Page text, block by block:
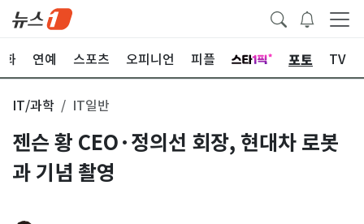
화 연예 스포츠 오피니언 피플 포토 TV
IT/과학 IT일반
젠슨 황 CEO·정의선 회장, 현대차 로봇
과 기념 촬영